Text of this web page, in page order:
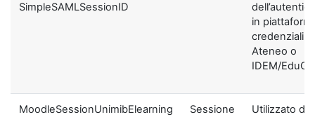
SimpleSAMLSessionID
in
credenziali di
Ateneo o
IDEM/
MoodleSessionUnimibElearning Sessione
Utilizzato